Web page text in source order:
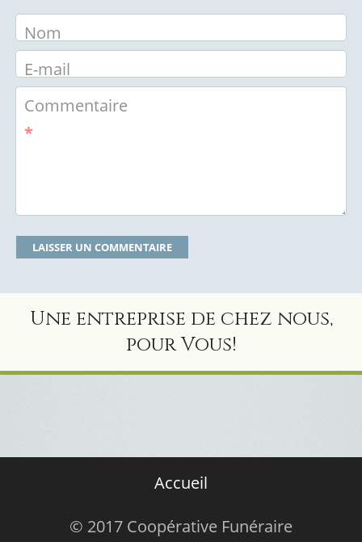
Nom
E-mail
Commentaire
*
Une entreprise de chez nous,
pour Vous!
Accueil
© 2017 Coopérative Funéraire